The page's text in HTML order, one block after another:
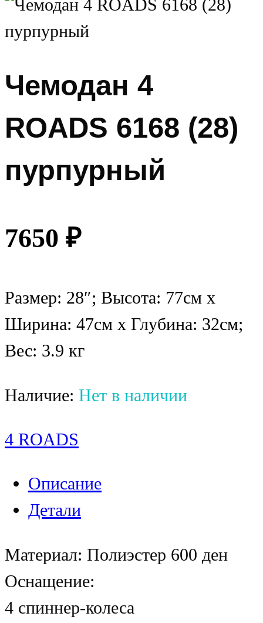
Чемодан 4
ROADS 6168 (28)
пурпурный
7650 ₽
Размер: 28″; Высота: 77см х
Ширина: 47см х Глубина: 32см;
Вес: 3.9 кг
Наличие: Нет в наличии
4 ROADS
Описание
Детали
Материал: Полиэстер 600 ден
Оснащение:
4 спиннер-колеса